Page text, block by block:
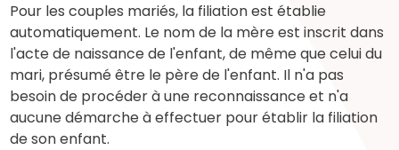
Pour les couples mariés, la filiation est établie
automatiquement. Le nom de la mère est inscrit dans
l'acte de naissance de l'enfant, de même que celui du
mari, présumé être le père de l'enfant. Il n'a pas
besoin de procéder à une reconnaissance et n'a
aucune démarche à effectuer pour établir la filiation
de son enfant.